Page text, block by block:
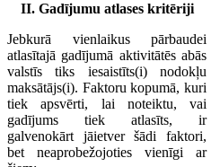
II. Gadījumu atlases kritēriji
Jebkurā vienlaikus pārbaudei
atlasītajā gadījumā aktivitātēs abās
valstīs tiks iesaistīts(i) nodokļu
maksātājs(i). Faktoru kopumā, kuri
tiek apsvērti, lai noteiktu, vai
gadījums tiek atlasīts, ir
galvenokārt jāietver šādi faktori,
bet neaprobežojoties vienīgi ar